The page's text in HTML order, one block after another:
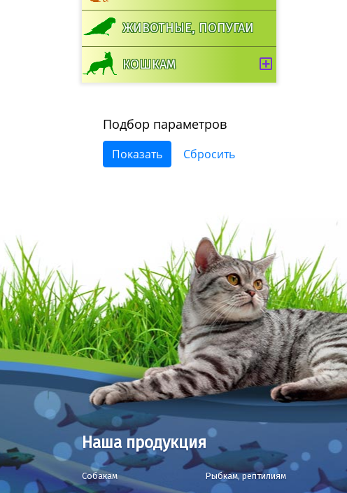
ЖИВОТНЫЕ, ПОПУГАИ
КОШКАМ
Подбор параметров
Наша продукция
Собакам Рыбкам, рептилиям